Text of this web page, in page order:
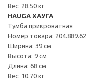
Вес: 28.50 кг
HAUGA ХАУГА
Тумба прикроватная
Номер товара: 204.889.62
Ширина: 39 см
Высота: 9 см
Длина: 68 см
Вес: 10.70 кг